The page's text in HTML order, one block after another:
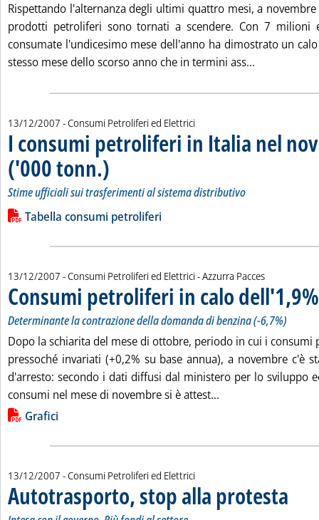
Rispettando l'alternanza degli ultimi quattro mesi, a
prodotti petroliferi sono tornati a scendere. Con 7 milioni
consumate l'undicesimo mese dell'anno ha dimostrato un
stesso mese dello scorso anno che in termini ass...
13/12/2007 - Consumi Petroliferi ed Elettrici
I consumi petroliferi in Italia nel
('000 tonn.)
Stime ufficiali sui trasferimenti al sistema distributivo
Leggi tutta la notizia: 'I consumi petroliferi in Italia nel
Lista allegati PDF alla notizia
Tabella consumi petroliferi
13/12/2007 - Consumi Petroliferi ed Elettrici -di:
Azzurra Pacces
Consumi petroliferi in calo
Determinante la contrazione della domanda di benzina (-6,7%)
Dopo la schiarita del mese di ottobre, periodo in cui i
pressoché invariati (+0,2% su base annua), a novembre c'è
d'arresto: secondo i dati diffusi dal ministero per lo sviluppo
consumi nel mese di novembre si è attest...
Lista allegati PDF alla notizia
Grafici
13/12/2007 - Consumi Petroliferi ed Elettrici
Autotrasporto, stop alla protesta